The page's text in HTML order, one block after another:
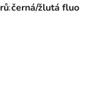
růžová stř.modrá
černá/žlutá fluo